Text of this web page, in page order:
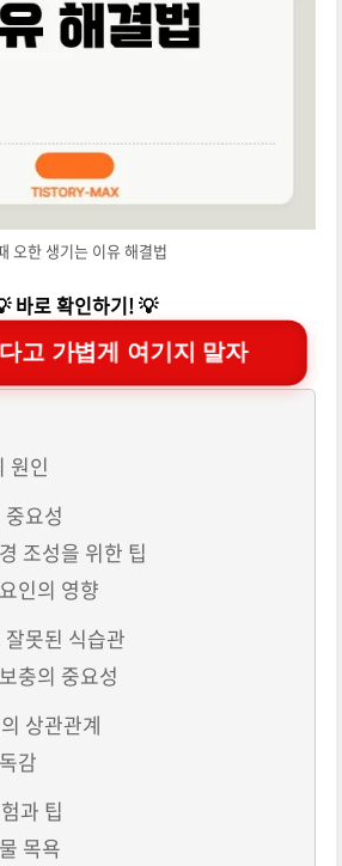
오한 생기는 이유 해결법
바로 확인하기! 💡
고 가볍게 여기지 말자
원인
요성
조성을 위한 팁
인의 영향
못된 식습관
충의 중요성
상관관계
감
과 팁
목욕